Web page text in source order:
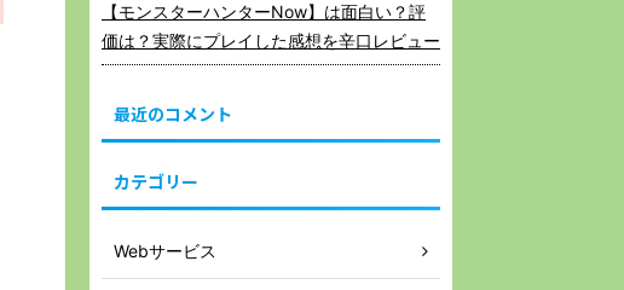
【モンスターハンターNow】は面白い？評
価は？実際にプレイした感想を辛口レビュー
最近のコメント
カテゴリー
Webサービス